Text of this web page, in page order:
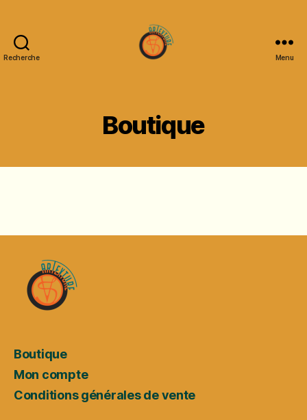
Recherche Menu
Boutique
Boutique
Mon compte
Conditions générales de vente